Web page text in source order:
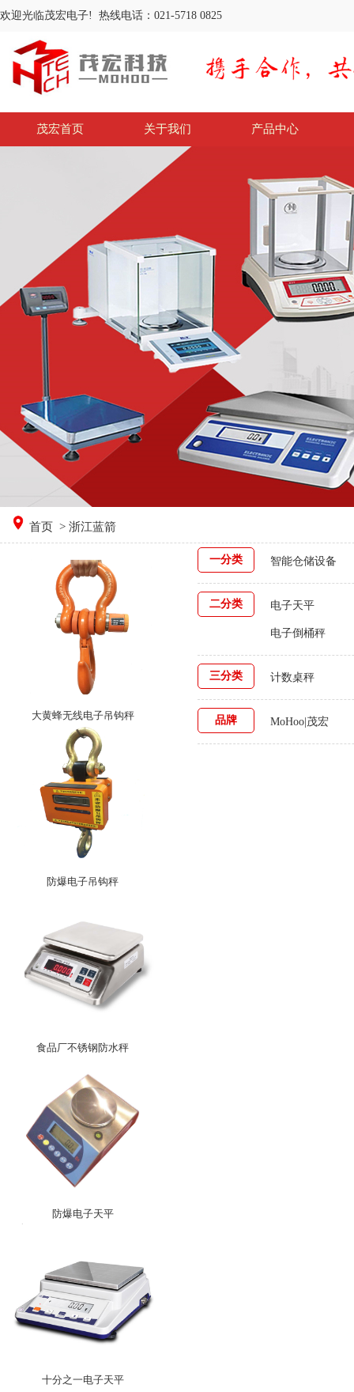
欢迎光临茂宏电子! 热线电话：021-5718 0825
茂宏首页 关于我们 产品中心
首页 > 浙江蓝箭
大黄蜂无线电子吊钩秤
防爆电子吊钩秤
食品厂不锈钢防水秤
防爆电子天平
十分之一电子天平
一分类 智能仓储设备
二分类 电子天平
电子倒桶秤
三分类 计数桌秤
品牌 MoHoo|茂宏